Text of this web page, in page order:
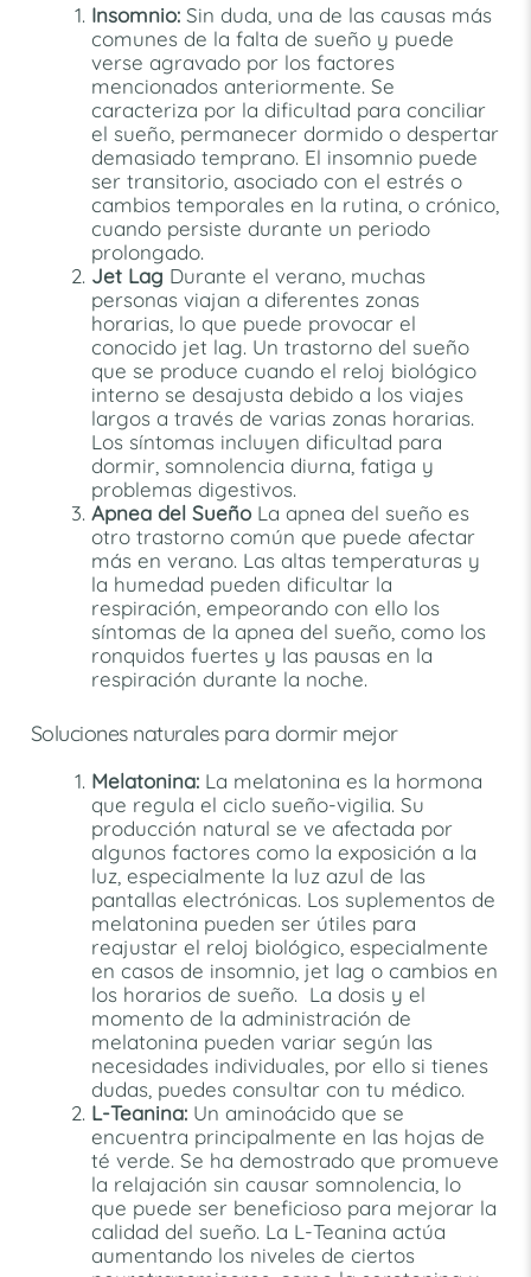
Insomnio: Sin duda, una de las causas más
comunes de la falta de sueño y puede
verse agravado por los factores
mencionados anteriormente. Se
caracteriza por la dificultad para conciliar
el sueño, permanecer dormido o despertar
demasiado temprano. El insomnio puede
ser transitorio, asociado con el estrés o
cambios temporales en la rutina, o crónico,
cuando persiste durante un periodo
prolongado.
Jet Lag Durante el verano, muchas
personas viajan a diferentes zonas
horarias, lo que puede provocar el
conocido jet lag. Un trastorno del sueño
que se produce cuando el reloj biológico
interno se desajusta debido a los viajes
largos a través de varias zonas horarias.
Los síntomas incluyen dificultad para
dormir, somnolencia diurna, fatiga y
problemas digestivos.
Apnea del SueñoLa apnea del sueño es
otro trastorno común que puede afectar
más en verano. Las altas temperaturas y
la humedad pueden dificultar la
respiración, empeorando con ello los
síntomas de la apnea del sueño, como los
ronquidos fuertes y las pausas en la
respiración durante la noche.
Soluciones naturales para dormir mejor
Melatonina:La melatonina es la hormona
que regula el ciclo sueño-vigilia. Su
producción natural se ve afectada por
algunos factores como la exposición a la
luz, especialmente la luz azul de las
pantallas electrónicas. Los suplementos de
melatonina pueden ser útiles para
reajustar el reloj biológico, especialmente
en casos de insomnio, jet lag o cambios en
los horarios de sueño. La dosis y el
momento de la administración de
melatonina pueden variar según las
necesidades individuales, por ello si tienes
dudas, puedes consultar con tu médico.
L-Teanina:Un aminoácido que se
encuentra principalmente en las hojas de
té verde. Se ha demostrado que promueve
la relajación sin causar somnolencia, lo
que puede ser beneficioso para mejorar la
calidad del sueño. La L-Teanina actúa
aumentando los niveles de ciertos